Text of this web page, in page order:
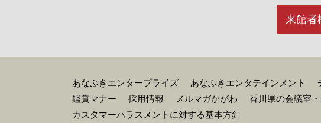
来館者
あなぶきエンタープライズ あなぶきエンタテインメント
鑑賞マナー
採用情報 メルマガかがわ 香川県の会議室
カスタマーハラスメントに対する基本方針